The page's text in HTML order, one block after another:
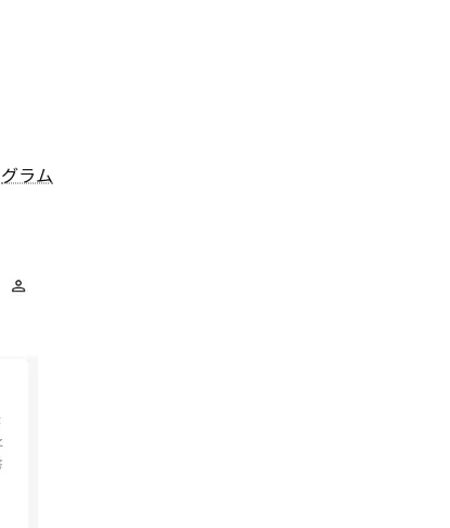
グラム